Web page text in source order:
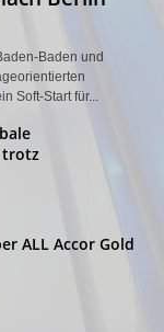
Baden und
Soft-Start für...
trotz
ALL Accor Gold